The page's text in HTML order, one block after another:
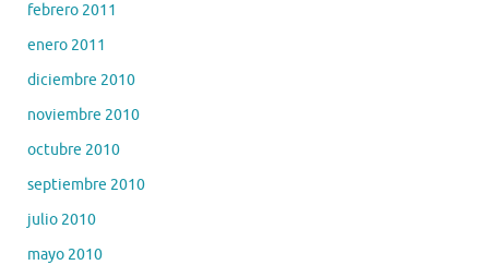
febrero 2011
enero 2011
diciembre 2010
noviembre 2010
octubre 2010
septiembre 2010
julio 2010
mayo 2010